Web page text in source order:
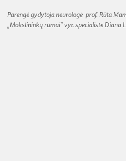
Parengė gydytoja neurologė prof. Rūta
„Mokslininkų rūmai“ vyr. specialistė Diana